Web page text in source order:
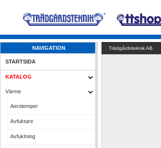
NAVIGATION
STARTSIDA
KATALOG
Värme
Aerotemper
Avfuktare
Avfuktning
Trädgårdsteknik AB